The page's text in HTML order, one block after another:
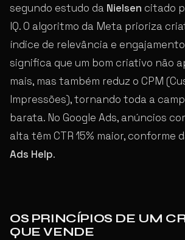
segundo estudo da Nielsen citado
IQ. O algoritmo da Meta prioriza
índice de relevância e
significa que um bom criativo não
mais, mas também reduz o CPM
Impressões), tornando toda a
barata. No Google Ads, anúncios
alta têm CTR 15% maior, conforme
Ads Help.
OS PRINCÍPIOS DE UM
QUE VENDE